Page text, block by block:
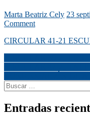
Marta Beatriz Cely 23
Comment
CIRCULAR 41-21
Entradas